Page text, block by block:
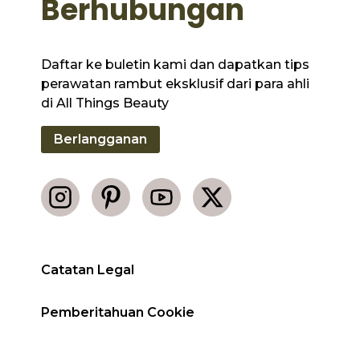
Catatan Legal
Pemberitahuan Cookie
Berhubungan
Daftar ke buletin kami dan dapatkan tips
perawatan rambut eksklusif dari para ahli
di All Things Beauty
Berlangganan